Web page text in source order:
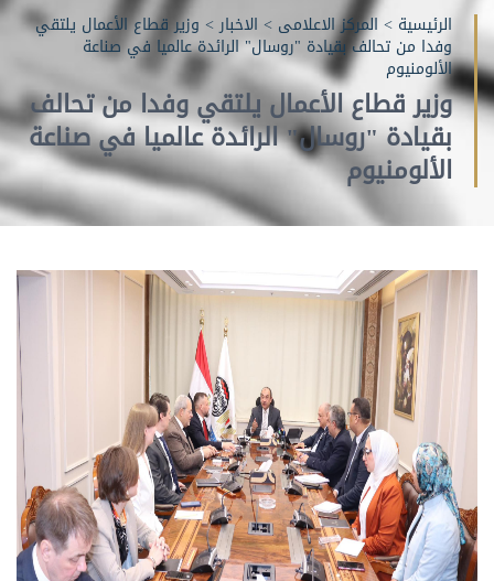
الرئيسية >المركز الاعلامى > الاخبار> وزير قطاع الأعمال يلتقي
وفدا من تحالف بقيادة "روسال" الرائدة عالميا في صناعة
الألومنيوم
وزير قطاع الأعمال يلتقي وفدا من تحالف
بقيادة "روسال" الرائدة عالميا في صناعة
الألومنيوم